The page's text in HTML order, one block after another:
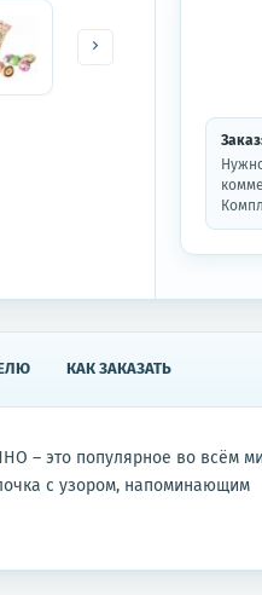
КАК ЗАКАЗАТЬ
– это популярное во всём
с узором, напоминающим